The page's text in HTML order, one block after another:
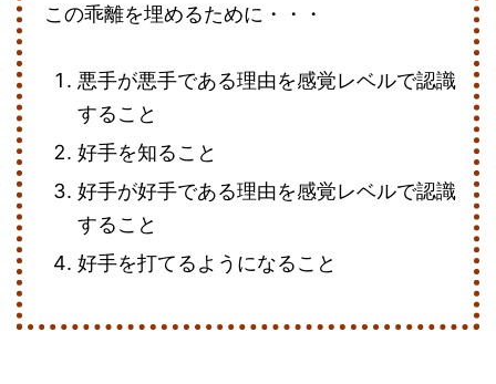
この乖離を埋めるために・・・
悪手が悪手である理由を感覚レベルで認識
すること
好手を知ること
好手が好手である理由を感覚レベルで認識
すること
好手を打てるようになること